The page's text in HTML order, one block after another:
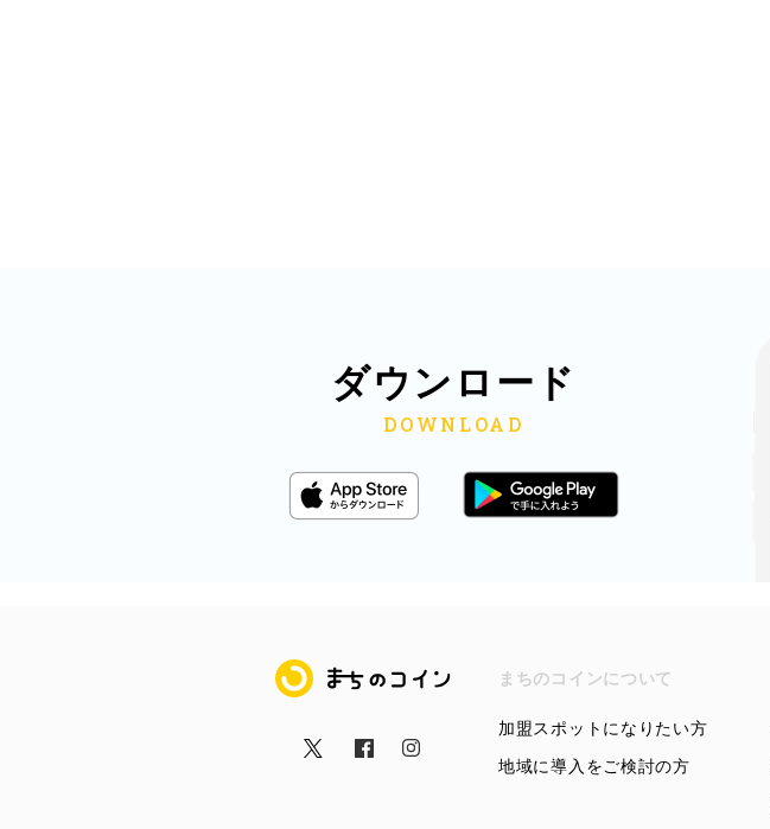
ダウンロード
まちのコイン まちのコインについて
加盟スポットになりたい方
地域に導入をご検討の方